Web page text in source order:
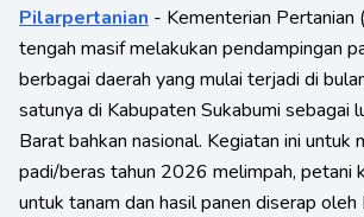
Pilarpertanian - Kementerian Pertanian
tengah masif melakukan pendampingan
berbagai daerah yang mulai terjadi di
satunya di Kabupaten Sukabumi sebagai
Barat bahkan nasional. Kegiatan ini untuk
padi/beras tahun 2026 melimpah, petani
untuk tanam dan hasil panen diserap oleh